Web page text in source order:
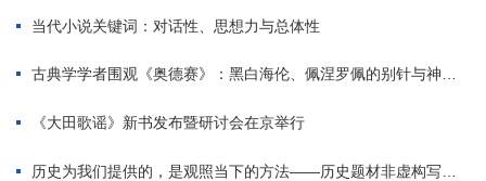
当代小说关键词：对话性、思想力与总体性
古典学学者围观《奥德赛》：黑白海伦、佩涅罗佩的别针与神秘入侵者
《大田歌谣》新书发布暨研讨会在京举行
历史为我们提供的，是观照当下的方法——历史题材非虚构写作多人谈